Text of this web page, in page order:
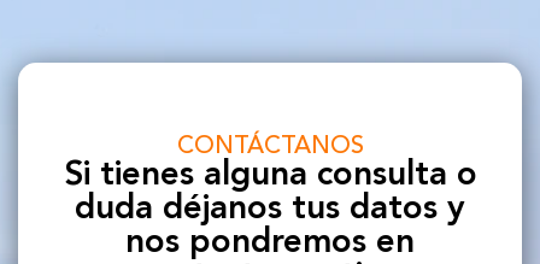
CONTÁCTANOS
Si tienes alguna consulta o
duda déjanos tus datos y
nos pondremos en